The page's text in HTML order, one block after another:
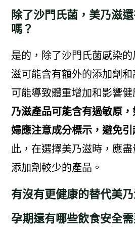
除了沙門氏菌，美乃滋
嗎？
是的，除了沙門氏菌感染
滋可能含有額外的添加劑
可能導致體重增加和影響健
乃滋產品可能含有過敏原
婦應注意成分標示，避免引
此，在選擇美乃滋時，應盡
添加劑較少的產品。
有沒有更健康的替代美乃
孕期還有哪些飲食安全需